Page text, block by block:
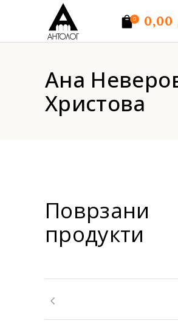
0 0,00
Ана
Христова
Поврзани
продукти